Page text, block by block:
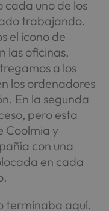
uno de los
trabajando.
el icono de
las oficinas,
a los
los ordenadores
En la segunda
pero esta
Coolmia y
con una
en cada
terminaba aquí.